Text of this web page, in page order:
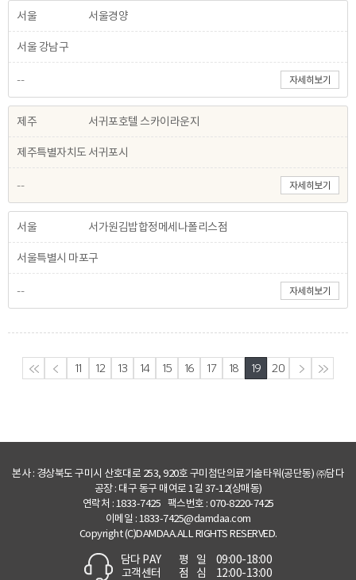
서울 서울경양
서울 강남구
-- 자세히보기
제주 서귀포호텔 스카이라운지
제주특별자치도 서귀포시
-- 자세히보기
서울 서가원김밥합정메세나폴리스점
서울특별시 마포구
-- 자세히보기
��ó������
11 12 13 14 15 16 17 18 19 20 ����
본사 : 경상북도 구미시 산호대로 253, 920호 구미첨단의료기술타워(공단동) ㈜담다
공장 : 대구 동구 매여로 1길 37-12(상매동)
연락처 : 1833-7425 팩스번호 : 070-8220-7425
이메일 : 1833-7425@damdaa.com
Copyright (C)DAMDAA.ALL RIGHTS RESERVED.
담다 PAY
고객센터
평일
09:00-18:00
점심
12:00-13:00